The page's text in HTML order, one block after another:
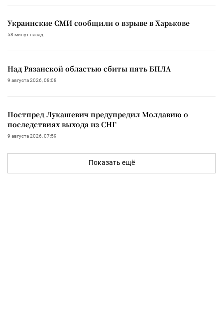
Украинские СМИ сообщили о взрыве в Харькове
58 минут назад
Над Рязанской областью сбиты пять БПЛА
9 августа 2026, 08:08
Постпред Лукашевич предупредил Молдавию о
последствиях выхода из СНГ
9 августа 2026, 07:59
Показать ещё